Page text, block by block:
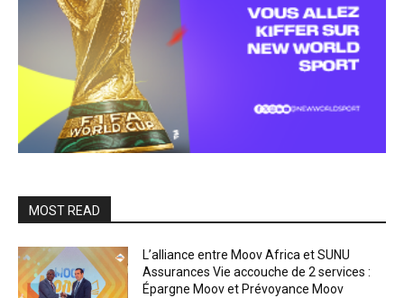
MOST READ
L’alliance entre Moov Africa et SUNU
Assurances Vie accouche de 2 services :
Épargne Moov et Prévoyance Moov